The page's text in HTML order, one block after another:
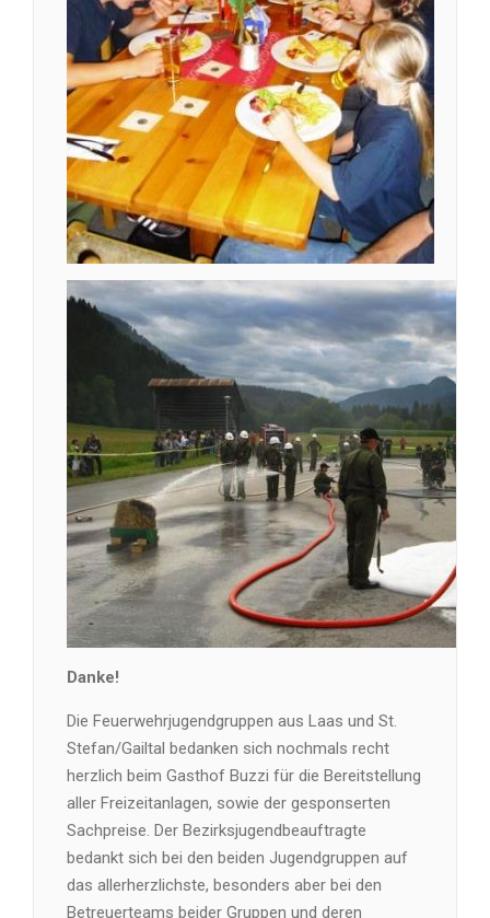
Danke!
Die Feuerwehrjugendgruppen aus Laas und St.
Stefan/Gailtal bedanken sich nochmals recht
herzlich beim Gasthof Buzzi für die Bereitstellung
aller Freizeitanlagen, sowie der gesponserten
Sachpreise. Der Bezirksjugendbeauftragte
bedankt sich bei den beiden Jugendgruppen auf
das allerherzlichste, besonders aber bei den
Betreuerteams beider Gruppen und deren